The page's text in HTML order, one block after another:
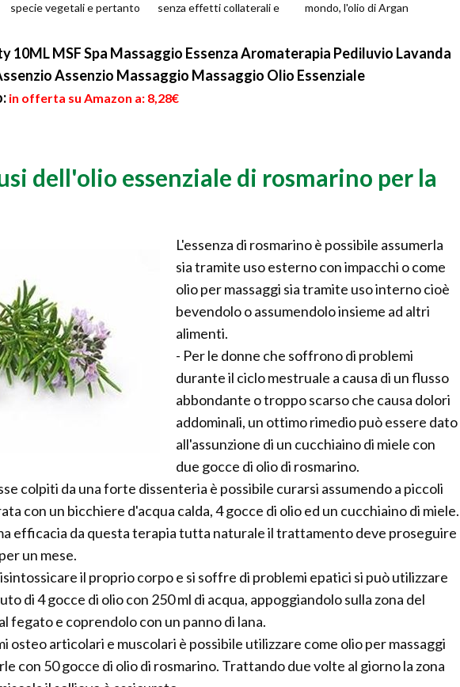
specie vegetali e pertanto
senza effetti collaterali e
mondo, l'olio di Argan
10ML MSF Spa Massaggio Essenza Aromaterapia Pediluvio Lavanda
Assenzio Massaggio Massaggio Olio Essenziale
in offerta su Amazon a: 8,28€
dell'olio essenziale di rosmarino per la
L'essenza di rosmarino è possibile assumerla
sia tramite uso esterno con impacchi o come
olio per massaggi sia tramite uso interno cioè
bevendolo o assumendolo insieme ad altri
alimenti.
- Per le donne che soffrono di problemi
durante il ciclo mestruale a causa di un flusso
abbondante o troppo scarso che causa dolori
addominali, un ottimo rimedio può essere dato
all'assunzione di un cucchiaino di miele con
due gocce di olio di rosmarino.
colpiti da una forte dissenteria è possibile curarsi assumendo a piccoli
con un bicchiere d'acqua calda, 4 gocce di olio ed un cucchiaino di miele.
efficacia da questa terapia tutta naturale il trattamento deve proseguire
un mese.
il proprio corpo e si soffre di problemi epatici si può utilizzare
di 4 gocce di olio con 250 ml di acqua, appoggiandolo sulla zona del
fegato e coprendolo con un panno di lana.
osteo articolari e muscolari è possibile utilizzare come olio per massaggi
con 50 gocce di olio di rosmarino. Trattando due volte al giorno la zona